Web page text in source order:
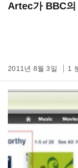
Artec가 BBC
2011년 8월 3일 1